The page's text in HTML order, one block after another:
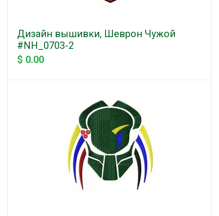
Дизайн вышивки, Шеврон Чужой
#NH_0703-2
$ 0.00